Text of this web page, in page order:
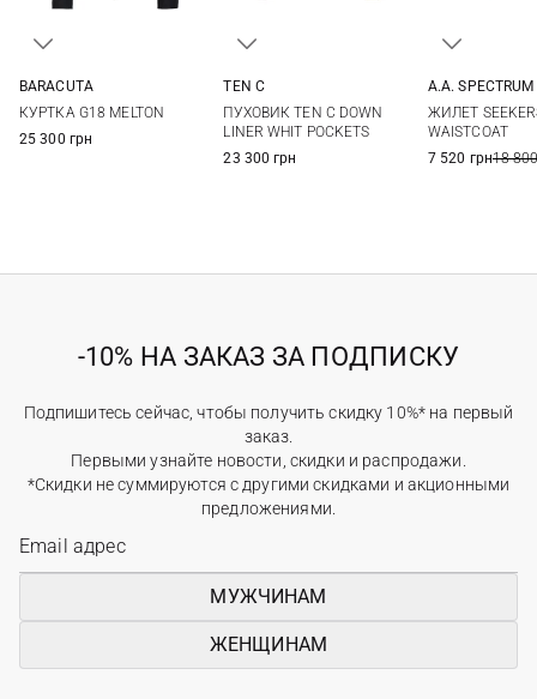
BARACUTA
КУРТКА G18 MELTON
25 300 грн
56
TEN C
ПУХОВИК TEN C DOWN
LINER WHIT POCKETS
23 300 грн
A.A. SPECTRUM
ЖИЛЕТ
WAISTCOAT
7 520 грн18
-10% НА ЗАКАЗ ЗА ПОДПИСКУ
Подпишитесь сейчас, чтобы получить скидку 10%* на первый
заказ.
Первыми узнайте новости, скидки и распродажи.
*Скидки не суммируются с другими скидками и акционными
предложениями.
МУЖЧИНАМ
ЖЕНЩИНАМ